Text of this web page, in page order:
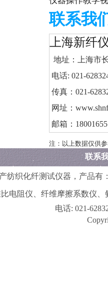
联系我
上海新纤
地址：上海市
电话: 021-
传真：021-
网址：
邮箱：
注：以上数据仅供
联系
纺织化纤测试仪器，产品有
电阻仪 纤维摩擦系数仪
电话: 021-